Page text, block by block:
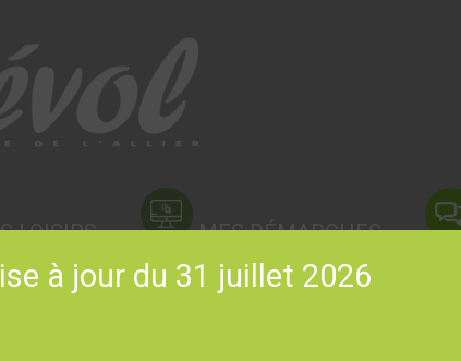
LOISIRS MES DÉMARCHES
à jour du 31 juillet 2026